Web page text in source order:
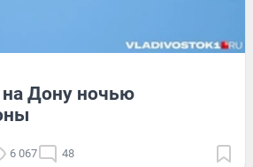
на Дону ночью
6 067 48